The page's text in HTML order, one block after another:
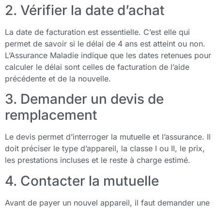
2. Vérifier la date d’achat
La date de facturation est essentielle. C’est elle qui
permet de savoir si le délai de 4 ans est atteint ou non.
L’Assurance Maladie indique que les dates retenues pour
calculer le délai sont celles de facturation de l’aide
précédente et de la nouvelle.
3. Demander un devis de
remplacement
Le devis permet d’interroger la mutuelle et l’assurance. Il
doit préciser le type d’appareil, la classe I ou II, le prix,
les prestations incluses et le reste à charge estimé.
4. Contacter la mutuelle
Avant de payer un nouvel appareil, il faut demander une